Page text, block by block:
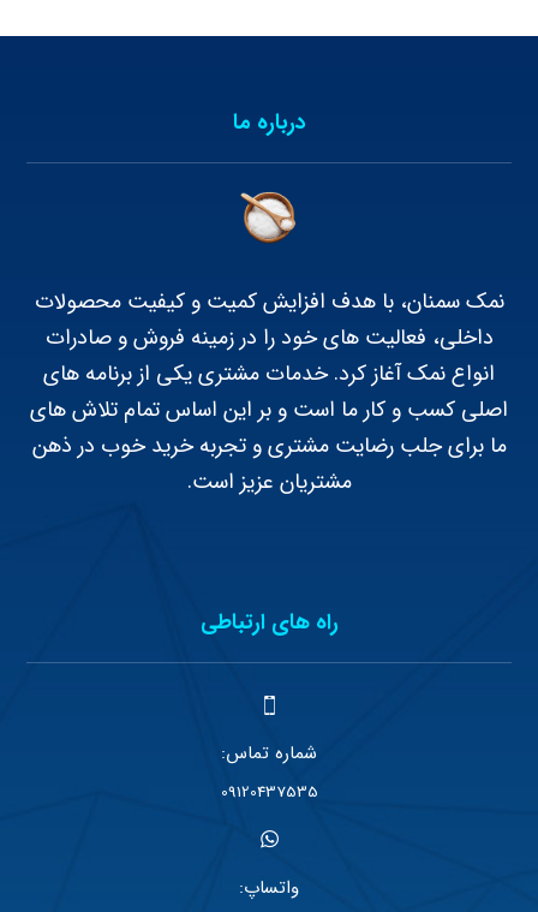
درباره ما
نمک سمنان، با هدف افزایش کمیت و کیفیت محصولات
داخلی، فعالیت های خود را در زمینه فروش و صادرات
انواع نمک آغاز کرد. خدمات مشتری یکی از برنامه های
اصلی کسب و کار ما است و بر این اساس تمام تلاش های
ما برای جلب رضایت مشتری و تجربه خرید خوب در ذهن
مشتریان عزیز است.
راه های ارتباطی
شماره تماس:
09120437535
واتساپ: